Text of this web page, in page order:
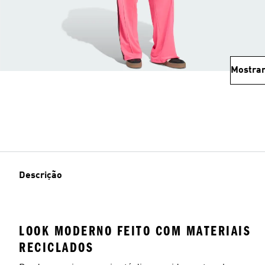
Descrição
LOOK MODERNO FEITO COM MATERIAIS
RECICLADOS